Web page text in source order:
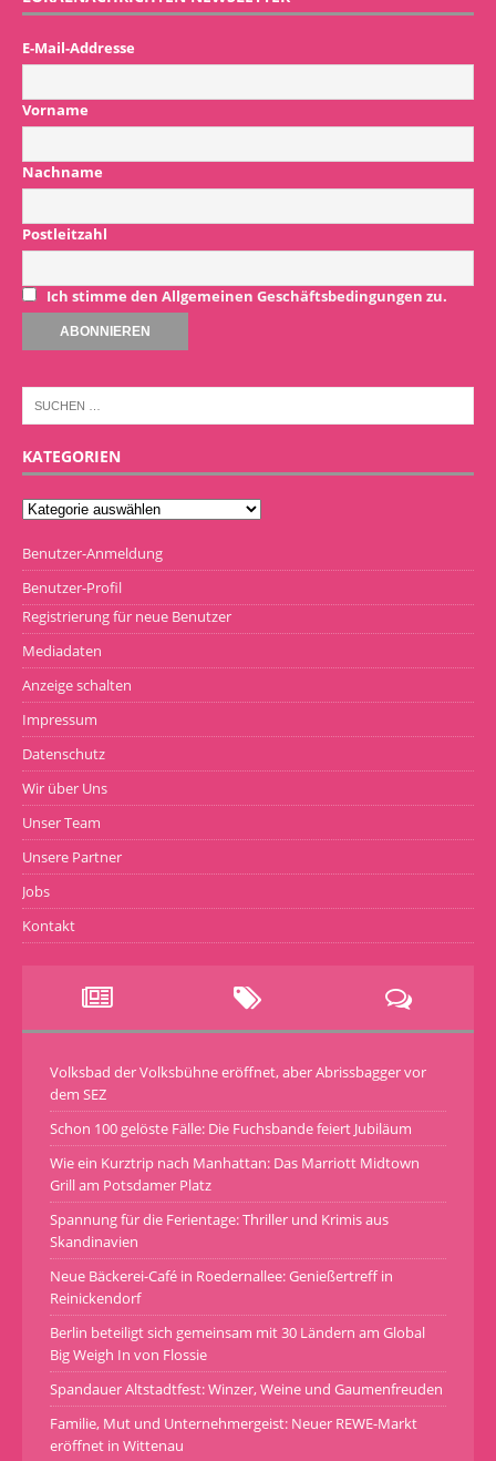
E-Mail-Addresse
Vorname
Nachname
Postleitzahl
Ich stimme den Allgemeinen Geschäftsbedingungen zu.
KATEGORIEN
Benutzer-Anmeldung
Benutzer-Profil
Registrierung für neue Benutzer
Mediadaten
Anzeige schalten
Impressum
Datenschutz
Wir über Uns
Unser Team
Unsere Partner
Jobs
Kontakt
Volksbad der Volksbühne eröffnet, aber Abrissbagger vor
dem SEZ
Schon 100 gelöste Fälle: Die Fuchsbande feiert Jubiläum
Wie ein Kurztrip nach Manhattan: Das Marriott Midtown
Grill am Potsdamer Platz
Spannung für die Ferientage: Thriller und Krimis aus
Skandinavien
Neue Bäckerei-Café in Roedernallee: Genießertreff in
Reinickendorf
Berlin beteiligt sich gemeinsam mit 30 Ländern am Global
Big Weigh In von Flossie
Spandauer Altstadtfest: Winzer, Weine und Gaumenfreuden
Familie, Mut und Unternehmergeist: Neuer REWE-Markt
eröffnet in Wittenau